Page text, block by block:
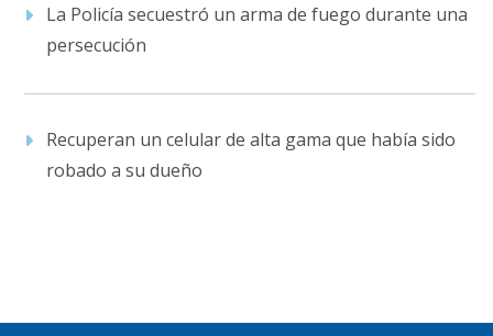
La Policía secuestró un arma de fuego durante una
persecución
Recuperan un celular de alta gama que había sido
robado a su dueño